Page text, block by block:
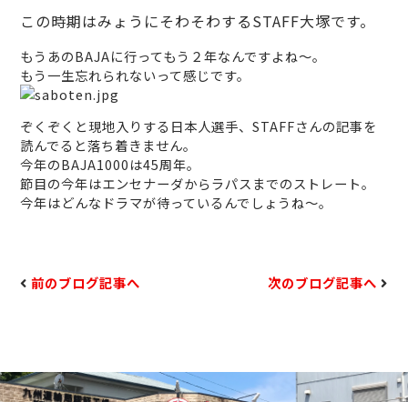
この時期はみょうにそわそわするSTAFF大塚です。
もうあのBAJAに行ってもう２年なんですよね〜。
もう一生忘れられないって感じです。
ぞくぞくと現地入りする日本人選手、STAFFさんの記事を
読んでると落ち着きません。
今年のBAJA1000は45周年。
節目の今年はエンセナーダからラパスまでのストレート。
今年はどんなドラマが待っているんでしょうね〜。
前のブログ記事へ 次のブログ記事へ